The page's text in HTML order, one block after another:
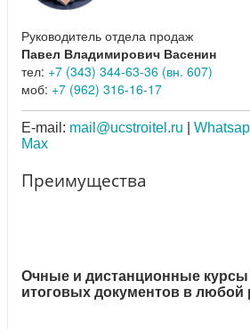
Руководитель отдела продаж
Павел Владимирович Васенин
тел: +7 (343) 344-63-36 (вн. 607)
моб: +7 (962) 316-16-17
E-mail: mail@ucstroitel.ru
Max
Преимущества
Очные и дистанционные курсы
итоговых документов в любой